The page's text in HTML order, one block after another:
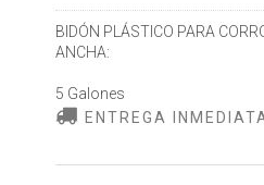
BIDÓN PLÁSTICO PARA
ANCHA:
5 Galones
ENTREGA